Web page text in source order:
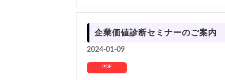
企業価値診断セミナーのご案内
2024-01-09
PDF